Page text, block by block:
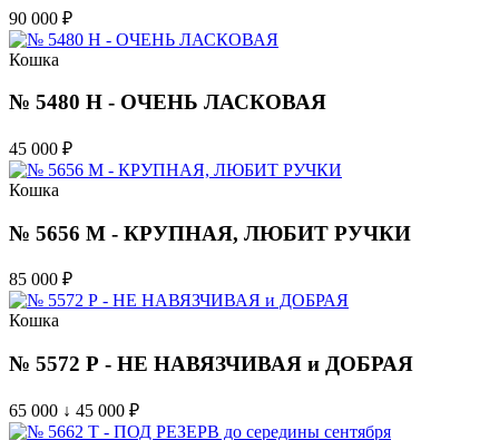
90 000 ₽
Кошка
№ 5480 H - ОЧЕНЬ ЛАСКОВАЯ
45 000 ₽
Кошка
№ 5656 M - КРУПНАЯ, ЛЮБИТ РУЧКИ
85 000 ₽
Кошка
№ 5572 Р - НЕ НАВЯЗЧИВАЯ и ДОБРАЯ
65 000 ↓ 45 000 ₽